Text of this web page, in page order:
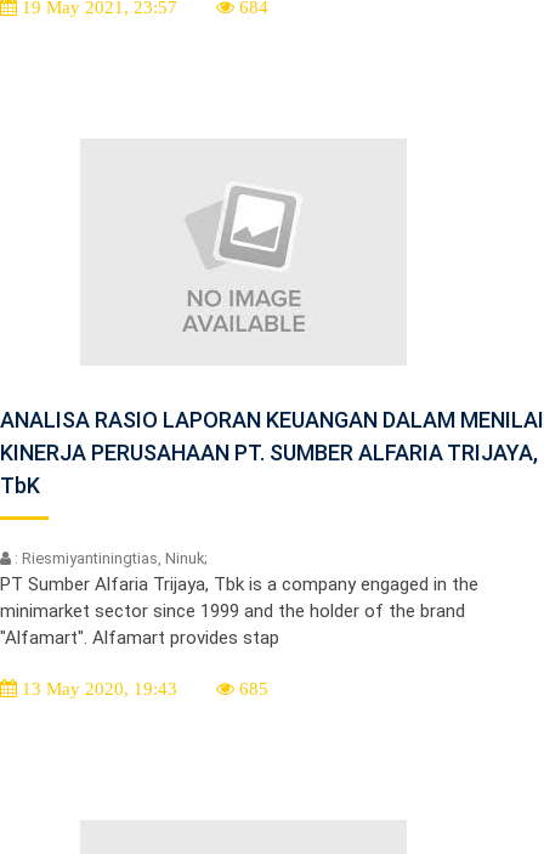
19 May 2021, 23:57 684
ANALISA RASIO LAPORAN KEUANGAN DALAM MENILAI
KINERJA PERUSAHAAN PT. SUMBER ALFARIA TRIJAYA,
TbK
: Riesmiyantiningtias, Ninuk;
PT Sumber Alfaria Trijaya, Tbk is a company engaged in the
minimarket sector since 1999 and the holder of the brand
"Alfamart". Alfamart provides stap
13 May 2020, 19:43 685